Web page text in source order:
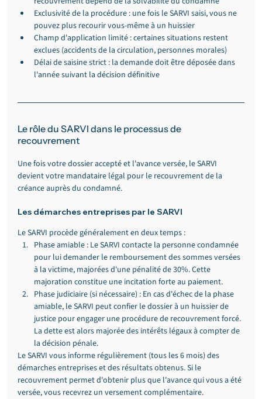
Exclusivité de la procédure : une fois le SARVI saisi, vous ne
pouvez plus recourir vous-même à un huissier
Champ d'application limité : certaines situations restent
exclues (accidents de la circulation, personnes morales)
Délai de saisine strict : la demande doit être déposée dans
l'année suivant la décision définitive
Le rôle du SARVI dans le processus de
recouvrement
Une fois votre dossier accepté et l'avance versée, le SARVI
devient votre mandataire légal pour le recouvrement de la
créance auprès du condamné.
Les démarches entreprises par le SARVI
Le SARVI procède généralement en deux temps :
Phase amiable : Le SARVI contacte la personne condamnée
pour lui demander le remboursement des sommes versées
à la victime, majorées d'une pénalité de 30%. Cette
majoration constitue une incitation forte au paiement.
Phase judiciaire (si nécessaire) : En cas d'échec de la phase
amiable, le SARVI peut confier le dossier à un huissier de
justice pour engager une procédure de recouvrement forcé.
La dette est alors majorée des intérêts légaux à compter de
la décision pénale.
Le SARVI vous informe régulièrement (tous les 6 mois) des
démarches entreprises et des résultats obtenus. Si le
recouvrement permet d'obtenir plus que l'avance qui vous a été
versée, vous recevrez un versement complémentaire.